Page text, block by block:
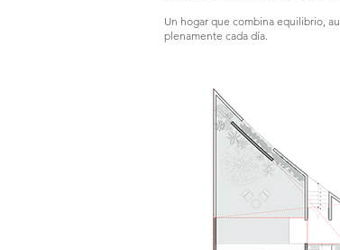
Un hogar que combina equilibrio,
plenamente cada día.